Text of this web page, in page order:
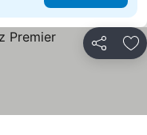
Del